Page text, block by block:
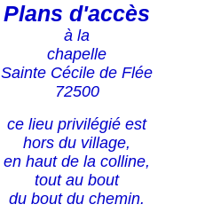
Plans d'accès
à la
chapelle
Sainte Cécile de Flée
72500
ce lieu privilégié est
hors du village,
en haut de la colline,
tout au bout
du bout du chemin.